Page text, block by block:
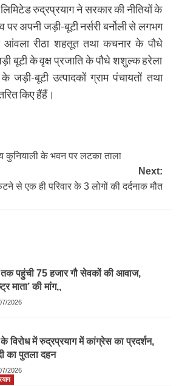
रुद्रप्रयाग ने सरकार की नीतियों के
अपनी जड़ी-बूटी नर्सरी बर्नोली से लगभग
आंवला रीठा शहतूत तथा कचनार के पौधे
बूटी के वृक्ष प्रजाति के पौधे शशुल्क हरेला
जड़ी-बूटी उत्पादकों ग्राम पंचायतों तथा
किए हैंहैं।
कुनियाली के भवन पर लटका ताला
Next:
से एक ही परिवार के 3 लोगों की दर्दनाक मौत
तक पहुंची 75 हजार गौ सेवकों की आवाज,
माता’ की मांग,,
2026
विरोध में रुद्रप्रयाग में कांग्रेस का प्रदर्शन,
का पुतला दहन
2026